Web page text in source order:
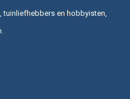
tuinliefhebbers en hobbyisten,